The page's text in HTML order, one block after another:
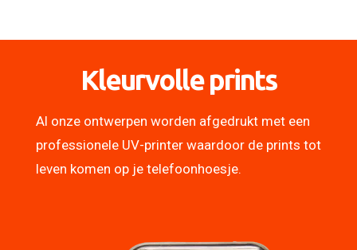
Kleurvolle prints
Al onze ontwerpen worden afgedrukt met een
professionele UV-printer waardoor de prints tot
leven komen op je telefoonhoesje.